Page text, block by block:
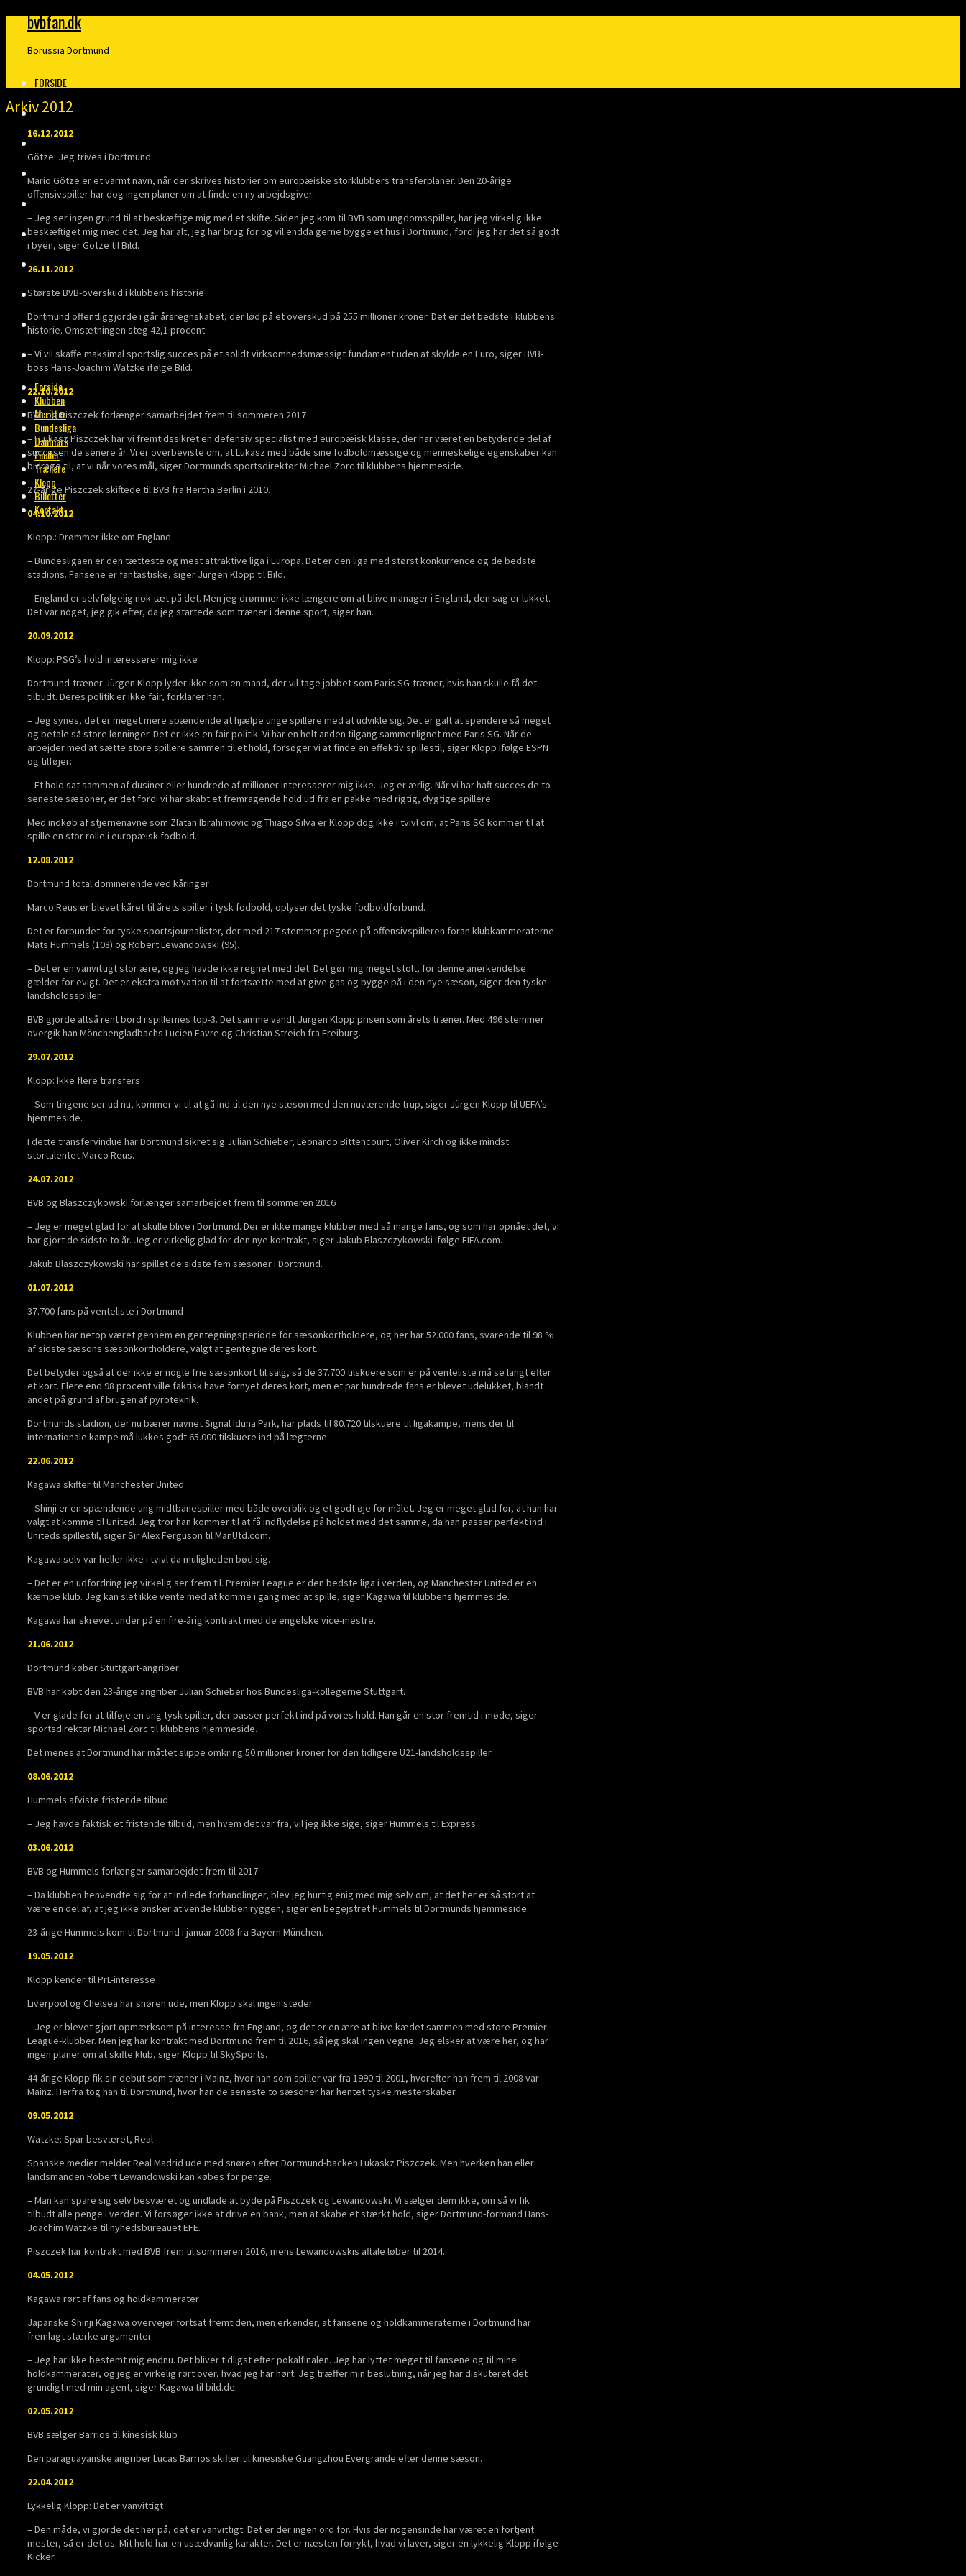
bvbfan.dk
Borussia Dortmund
FORSIDE
KLUBBEN
DANMARK
FINALER
TRÆNERE
KLOPP
BILLETTER
KONTAKT
Forside
Klubben
Meritter
Bundesliga
Danmark
Finaler
Trænere
Klopp
Billetter
Kontakt
Arkiv 2012
16.12.2012
Götze: Jeg trives i Dortmund
Mario Götze er et varmt navn, når der skrives historier om europæiske storklubbers transferplaner. Den 20-årige
offensivspiller har dog ingen planer om at finde en ny arbejdsgiver.
– Jeg ser ingen grund til at beskæftige mig med et skifte. Siden jeg kom til BVB som ungdomsspiller, har jeg virkelig ikke
beskæftiget mig med det. Jeg har alt, jeg har brug for og vil endda gerne bygge et hus i Dortmund, fordi jeg har det så godt
i byen, siger Götze til Bild.
26.11.2012
Største BVB-overskud i klubbens historie
Dortmund offentliggjorde i går årsregnskabet, der lød på et overskud på 255 millioner kroner. Det er det bedste i klubbens
historie. Omsætningen steg 42,1 procent.
– Vi vil skaffe maksimal sportslig succes på et solidt virksomhedsmæssigt fundament uden at skylde en Euro, siger BVB-
boss Hans-Joachim Watzke ifølge Bild.
22.10.2012
BVB og Piszczek forlænger samarbejdet frem til sommeren 2017
– I Lukasz Piszczek har vi fremtidssikret en defensiv specialist med europæisk klasse, der har været en betydende del af
succesen de senere år. Vi er overbeviste om, at Lukasz med både sine fodboldmæssige og menneskelige egenskaber kan
bidrage til, at vi når vores mål, siger Dortmunds sportsdirektør Michael Zorc til klubbens hjemmeside.
27-årige Piszczek skiftede til BVB fra Hertha Berlin i 2010.
04.10.2012
Klopp.: Drømmer ikke om England
– Bundesligaen er den tætteste og mest attraktive liga i Europa. Det er den liga med størst konkurrence og de bedste
stadions. Fansene er fantastiske, siger Jürgen Klopp til Bild.
– England er selvfølgelig nok tæt på det. Men jeg drømmer ikke længere om at blive manager i England, den sag er lukket.
Det var noget, jeg gik efter, da jeg startede som træner i denne sport, siger han.
20.09.2012
Klopp: PSG’s hold interesserer mig ikke
Dortmund-træner Jürgen Klopp lyder ikke som en mand, der vil tage jobbet som Paris SG-træner, hvis han skulle få det
tilbudt. Deres politik er ikke fair, forklarer han.
– Jeg synes, det er meget mere spændende at hjælpe unge spillere med at udvikle sig. Det er galt at spendere så meget
og betale så store lønninger. Det er ikke en fair politik. Vi har en helt anden tilgang sammenlignet med Paris SG. Når de
arbejder med at sætte store spillere sammen til et hold, forsøger vi at finde en effektiv spillestil, siger Klopp ifølge ESPN
og tilføjer:
– Et hold sat sammen af dusiner eller hundrede af millioner interesserer mig ikke. Jeg er ærlig. Når vi har haft succes de to
seneste sæsoner, er det fordi vi har skabt et fremragende hold ud fra en pakke med rigtig, dygtige spillere.
Med indkøb af stjernenavne som Zlatan Ibrahimovic og Thiago Silva er Klopp dog ikke i tvivl om, at Paris SG kommer til at
spille en stor rolle i europæisk fodbold.
12.08.2012
Dortmund total dominerende ved kåringer
Marco Reus er blevet kåret til årets spiller i tysk fodbold, oplyser det tyske fodboldforbund.
Det er forbundet for tyske sportsjournalister, der med 217 stemmer pegede på offensivspilleren foran klubkammeraterne
Mats Hummels (108) og Robert Lewandowski (95).
– Det er en vanvittigt stor ære, og jeg havde ikke regnet med det. Det gør mig meget stolt, for denne anerkendelse
gælder for evigt. Det er ekstra motivation til at fortsætte med at give gas og bygge på i den nye sæson, siger den tyske
landsholdsspiller.
BVB gjorde altså rent bord i spillernes top-3. Det samme vandt Jürgen Klopp prisen som årets træner. Med 496 stemmer
overgik han Mönchengladbachs Lucien Favre og Christian Streich fra Freiburg.
29.07.2012
Klopp: Ikke flere transfers
– Som tingene ser ud nu, kommer vi til at gå ind til den nye sæson med den nuværende trup, siger Jürgen Klopp til UEFA’s
hjemmeside.
I dette transfervindue har Dortmund sikret sig Julian Schieber, Leonardo Bittencourt, Oliver Kirch og ikke mindst
stortalentet Marco Reus.
24.07.2012
BVB og Blaszczykowski forlænger samarbejdet frem til sommeren 2016
– Jeg er meget glad for at skulle blive i Dortmund. Der er ikke mange klubber med så mange fans, og som har opnået det, vi
har gjort de sidste to år. Jeg er virkelig glad for den nye kontrakt, siger Jakub Blaszczykowski ifølge FIFA.com.
Jakub Blaszczykowski har spillet de sidste fem sæsoner i Dortmund.
01.07.2012
37.700 fans på venteliste i Dortmund
Klubben har netop været gennem en gentegningsperiode for sæsonkortholdere, og her har 52.000 fans, svarende til 98 %
af sidste sæsons sæsonkortholdere, valgt at gentegne deres kort.
Det betyder også at der ikke er nogle frie sæsonkort til salg, så de 37.700 tilskuere som er på venteliste må se langt efter
et kort. Flere end 98 procent ville faktisk have fornyet deres kort, men et par hundrede fans er blevet udelukket, blandt
andet på grund af brugen af pyroteknik.
Dortmunds stadion, der nu bærer navnet Signal Iduna Park, har plads til 80.720 tilskuere til ligakampe, mens der til
internationale kampe må lukkes godt 65.000 tilskuere ind på lægterne.
22.06.2012
Kagawa skifter til Manchester United
– Shinji er en spændende ung midtbanespiller med både overblik og et godt øje for målet. Jeg er meget glad for, at han har
valgt at komme til United. Jeg tror han kommer til at få indflydelse på holdet med det samme, da han passer perfekt ind i
Uniteds spillestil, siger Sir Alex Ferguson til ManUtd.com.
Kagawa selv var heller ikke i tvivl da muligheden bød sig.
– Det er en udfordring jeg virkelig ser frem til. Premier League er den bedste liga i verden, og Manchester United er en
kæmpe klub. Jeg kan slet ikke vente med at komme i gang med at spille, siger Kagawa til klubbens hjemmeside.
Kagawa har skrevet under på en fire-årig kontrakt med de engelske vice-mestre.
21.06.2012
Dortmund køber Stuttgart-angriber
BVB har købt den 23-årige angriber Julian Schieber hos Bundesliga-kollegerne Stuttgart.
– V er glade for at tilføje en ung tysk spiller, der passer perfekt ind på vores hold. Han går en stor fremtid i møde, siger
sportsdirektør Michael Zorc til klubbens hjemmeside.
Det menes at Dortmund har måttet slippe omkring 50 millioner kroner for den tidligere U21-landsholdsspiller.
08.06.2012
Hummels afviste fristende tilbud
– Jeg havde faktisk et fristende tilbud, men hvem det var fra, vil jeg ikke sige, siger Hummels til Express.
03.06.2012
BVB og Hummels forlænger samarbejdet frem til 2017
– Da klubben henvendte sig for at indlede forhandlinger, blev jeg hurtig enig med mig selv om, at det her er så stort at
være en del af, at jeg ikke ønsker at vende klubben ryggen, siger en begejstret Hummels til Dortmunds hjemmeside.
23-årige Hummels kom til Dortmund i januar 2008 fra Bayern München.
19.05.2012
Klopp kender til PrL-interesse
Liverpool og Chelsea har snøren ude, men Klopp skal ingen steder.
– Jeg er blevet gjort opmærksom på interesse fra England, og det er en ære at blive kædet sammen med store Premier
League-klubber. Men jeg har kontrakt med Dortmund frem til 2016, så jeg skal ingen vegne. Jeg elsker at være her, og har
ingen planer om at skifte klub, siger Klopp til SkySports.
44-årige Klopp fik sin debut som træner i Mainz, hvor han som spiller var fra 1990 til 2001, hvorefter han frem til 2008 var
Mainz. Herfra tog han til Dortmund, hvor han de seneste to sæsoner har hentet tyske mesterskaber.
09.05.2012
Watzke: Spar besværet, Real
Spanske medier melder Real Madrid ude med snøren efter Dortmund-backen Lukaskz Piszczek. Men hverken han eller
landsmanden Robert Lewandowski kan købes for penge.
– Man kan spare sig selv besværet og undlade at byde på Piszczek og Lewandowski. Vi sælger dem ikke, om så vi fik
tilbudt alle penge i verden. Vi forsøger ikke at drive en bank, men at skabe et stærkt hold, siger Dortmund-formand Hans-
Joachim Watzke til nyhedsbureauet EFE.
Piszczek har kontrakt med BVB frem til sommeren 2016, mens Lewandowskis aftale løber til 2014.
04.05.2012
Kagawa rørt af fans og holdkammerater
Japanske Shinji Kagawa overvejer fortsat fremtiden, men erkender, at fansene og holdkammeraterne i Dortmund har
fremlagt stærke argumenter.
– Jeg har ikke bestemt mig endnu. Det bliver tidligst efter pokalfinalen. Jeg har lyttet meget til fansene og til mine
holdkammerater, og jeg er virkelig rørt over, hvad jeg har hørt. Jeg træffer min beslutning, når jeg har diskuteret det
grundigt med min agent, siger Kagawa til bild.de.
02.05.2012
BVB sælger Barrios til kinesisk klub
Den paraguayanske angriber Lucas Barrios skifter til kinesiske Guangzhou Evergrande efter denne sæson.
22.04.2012
Lykkelig Klopp: Det er vanvittigt
– Den måde, vi gjorde det her på, det er vanvittigt. Det er der ingen ord for. Hvis der nogensinde har været en fortjent
mester, så er det os. Mit hold har en usædvanlig karakter. Det er næsten forrykt, hvad vi laver, siger en lykkelig Klopp ifølge
Kicker.